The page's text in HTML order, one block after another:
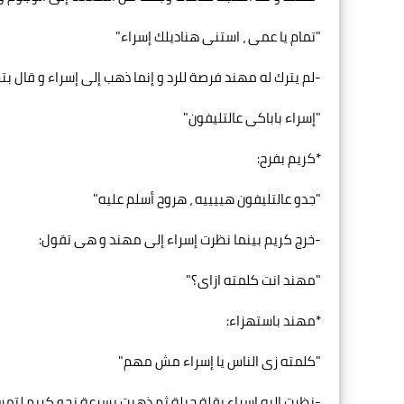
"تمام يا عمى ، استنى هناديلك إسراء"
-لم يترك له مهند فرصة للرد و إنما ذهب إلى إسراء و قال
"إسراء باباكى عالتليفون"
*كريم بفرح:
"جدو عالتليفون هييييه ، هروح أسلم عليه"
-خرج كريم بينما نظرت إسراء إلى مهند و هى تقول:
"مهند انت كلمته ازاى؟"
*مهند باستهزاء:
"كلمته زى الناس يا إسراء مش مهم"